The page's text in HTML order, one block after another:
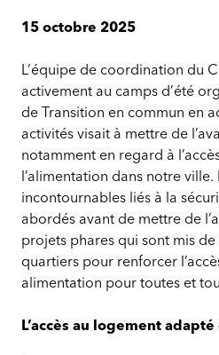
15 octobre 2025
L’équipe de coordination du
activement au camps d’été
de Transition en commun en
activités visait à mettre de
notamment en regard à
l’alimentation dans notre ville.
incontournables liés à la
abordés avant de mettre de
projets phares qui sont mis de
quartiers pour renforcer
alimentation pour toutes et
L’accès au logement